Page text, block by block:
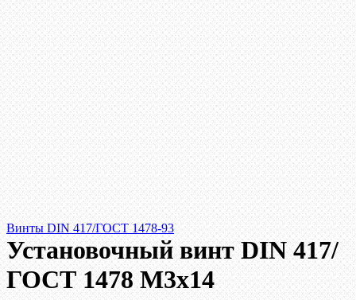
Винты DIN 417/ГОСТ 1478-93
Установочный винт DIN 417/
ГОСТ 1478 М3х14